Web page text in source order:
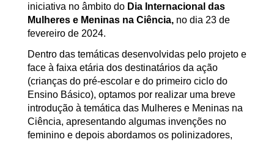
iniciativa no âmbito do Dia Internacional das
Mulheres e Meninas na Ciência, no dia 23 de
fevereiro de 2024.
Dentro das temáticas desenvolvidas pelo projeto e
face à faixa etária dos destinatários da ação
(crianças do pré-escolar e do primeiro ciclo do
Ensino Básico), optamos por realizar uma breve
introdução à temática das Mulheres e Meninas na
Ciência, apresentando algumas invenções no
feminino e depois abordamos os polinizadores,